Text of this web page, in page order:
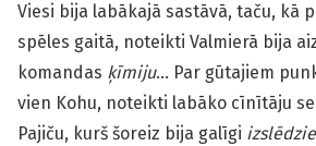
Viesi bija labākajā sastāvā, taču, kā
spēles gaitā, noteikti Valmierā bija
komandas ķīmiju… Par gūtajiem
vien Kohu, noteikti labāko cīnītāju
Pajiču, kurš šoreiz bija galīgi